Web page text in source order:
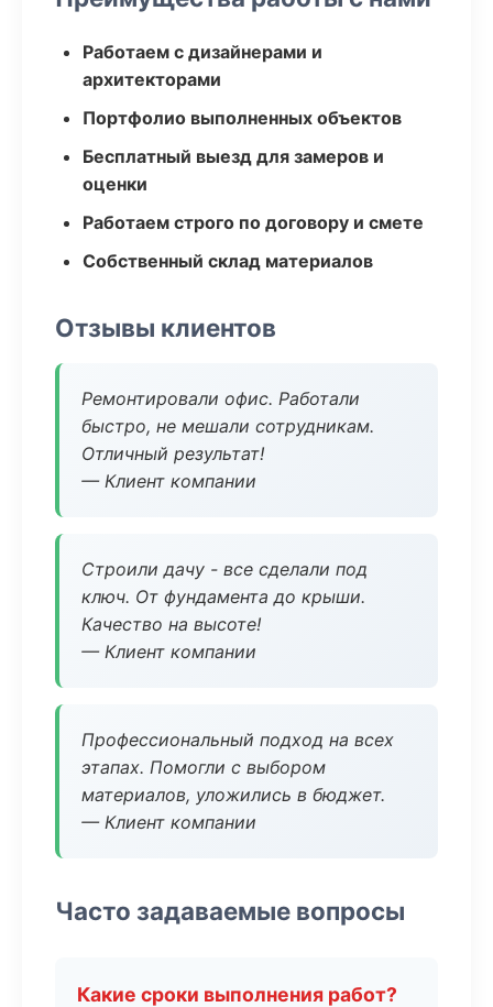
Работаем с дизайнерами и
архитекторами
Портфолио выполненных объектов
Бесплатный выезд для замеров и
оценки
Работаем строго по договору и смете
Собственный склад материалов
Отзывы клиентов
Ремонтировали офис. Работали
быстро, не мешали сотрудникам.
Отличный результат!
— Клиент компании
Строили дачу - все сделали под
ключ. От фундамента до крыши.
Качество на высоте!
— Клиент компании
Профессиональный подход на всех
этапах. Помогли с выбором
материалов, уложились в бюджет.
— Клиент компании
Часто задаваемые вопросы
Какие сроки выполнения работ?